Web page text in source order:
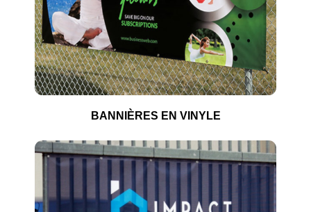
BANNIÈRES EN VINYLE